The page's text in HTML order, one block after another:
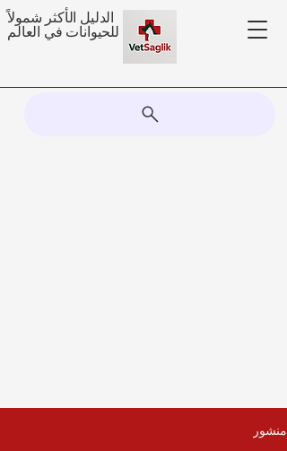
الدليل الأكثر شمولاً
للحيوانات في العالم
منشور